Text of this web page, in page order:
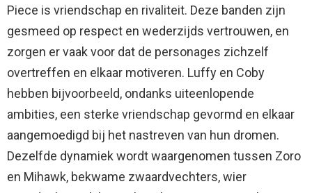
Piece is vriendschap en rivaliteit. Deze banden zijn
gesmeed op respect en wederzijds vertrouwen, en
zorgen er vaak voor dat de personages zichzelf
overtreffen en elkaar motiveren. Luffy en Coby
hebben bijvoorbeeld, ondanks uiteenlopende
ambities, een sterke vriendschap gevormd en elkaar
aangemoedigd bij het nastreven van hun dromen.
Dezelfde dynamiek wordt waargenomen tussen Zoro
en Mihawk, bekwame zwaardvechters, wier